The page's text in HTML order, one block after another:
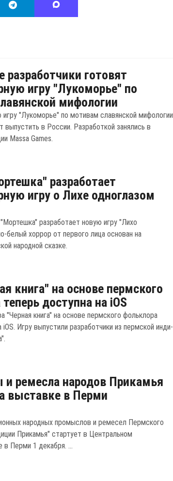
разработчики готовят
игру "Лукоморье" по
мифологии
игру "Лукоморье" по мотивам славянской мифологии
выпустить в России. Разработкой занялись в
Massa Games.
разработает
игру о Лихе одноглазом
разработает новую игру "Лихо
белый хоррор от первого лица основан на
народной сказке.
книга" на основе пермского
доступна на iOS
"Черная книга" на основе пермского фольклора
iOS. Игру выпустили разработчики из пермской инди-
ремесла народов Прикамья
выставке в Перми
народных промыслов и ремесел Пермского
Прикамья" стартует в Центральном
в Перми 1 декабря. ...